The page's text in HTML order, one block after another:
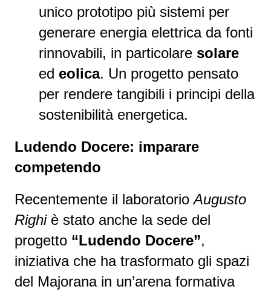
unico prototipo più sistemi per
generare energia elettrica da fonti
rinnovabili, in particolare solare
ed eolica. Un progetto pensato
per rendere tangibili i principi della
sostenibilità energetica.
Ludendo Docere: imparare
competendo
Recentemente il laboratorioAugusto
Righiè stato anche la sede del
progetto “Ludendo Docere”,
iniziativa che ha trasformato gli spazi
del Majorana in un’arena formativa